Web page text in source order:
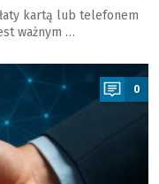
kartą lub telefonem
ważnym …
0